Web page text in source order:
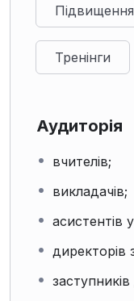
Підвищення
Тренінги
Аудиторія
вчителів;
викладачів;
асистентів
директорів